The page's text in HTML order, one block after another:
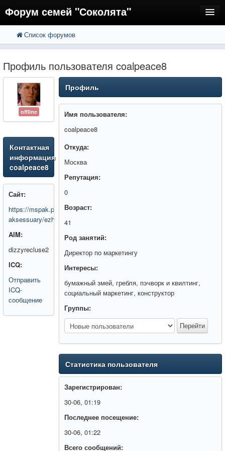
Форум семей "Соколята"
FAQ
Регистрация
Вход
Список форумов
Профиль пользователя coalpeace8
offline
Контактная
информация
coalpeace8
Сайт:
https://mspak.pro/katalog/ofisnye-
aksessuary/ezhednevniki/
AIM:
dizzyrecluse2
ICQ:
Отправить
ICQ-
сообщение
Профиль
Имя пользователя:
coalpeace8
Откуда:
Москва
Репутация:
0
Возраст:
41
Род занятий:
Директор по маркетингу
Интересы:
бумажный змей, гребля, пэчворк и квилтинг,
социальный маркетинг, конструктор
Группы:
Статистика пользователя
Зарегистрирован:
30-06, 01:19
Последнее посещение:
30-06, 01:22
Всего сообщений: